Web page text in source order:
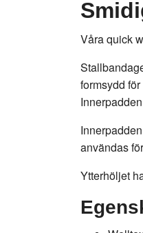
Våra quick
formsydd
användas
Ytterhöljet